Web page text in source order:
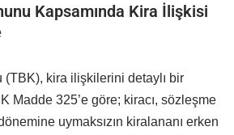
Kapsamında Kira İlişkisi
kira ilişkilerini detaylı bir
Madde 325’e göre; kiracı, sözleşme
uymaksızın kiralananı erken